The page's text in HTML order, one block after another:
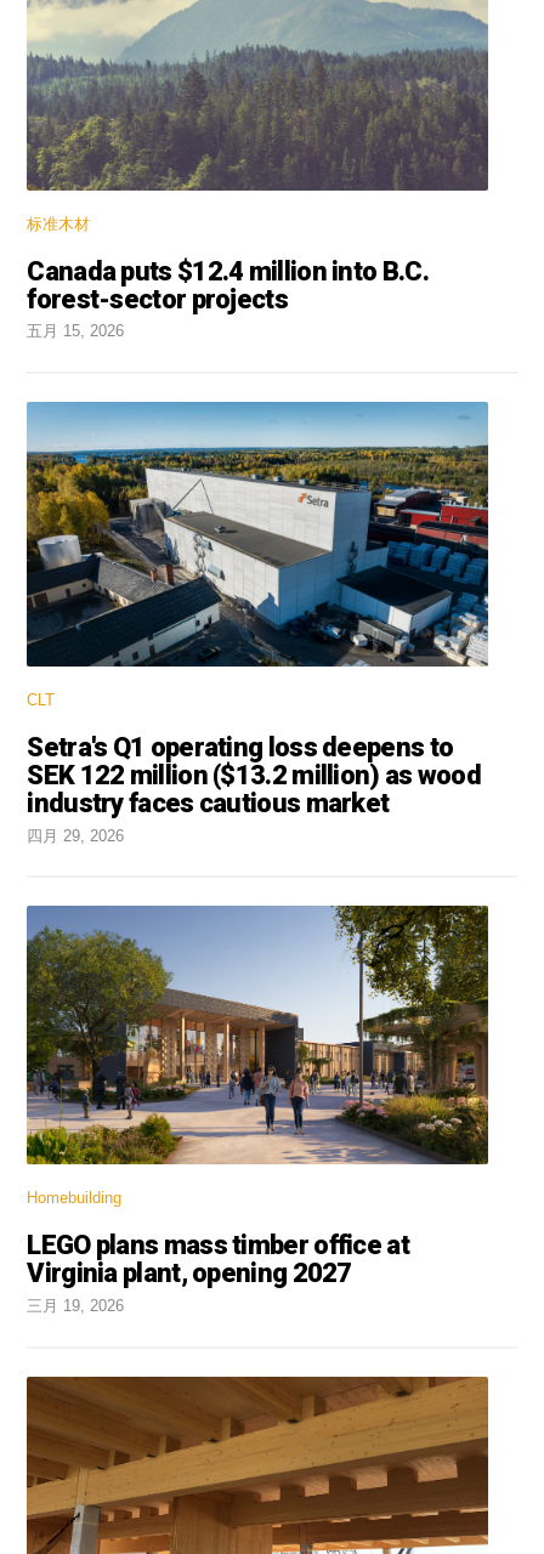
标准木材
Canada puts $12.4 million into B.C.
forest-sector projects
五月 15, 2026
CLT
Setra's Q1 operating loss deepens to
SEK 122 million ($13.2 million) as wood
industry faces cautious market
四月 29, 2026
Homebuilding
LEGO plans mass timber office at
Virginia plant, opening 2027
三月 19, 2026